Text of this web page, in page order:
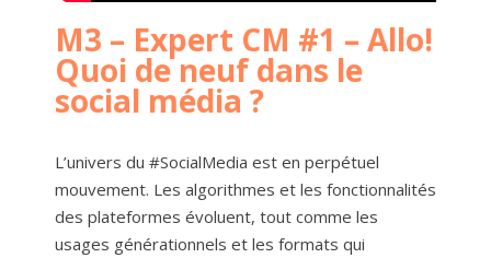
M3 – Expert CM #1 – Allo!
Quoi de neuf dans le
social média ?
L’univers du #SocialMedia est en perpétuel
mouvement. Les algorithmes et les fonctionnalités
des plateformes évoluent, tout comme les
usages générationnels et les formats qui